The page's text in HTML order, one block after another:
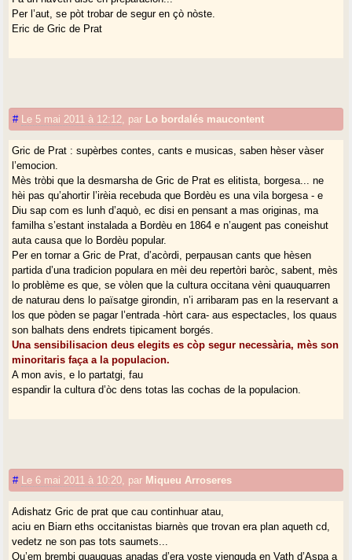
Per l’aut, se pòt trobar de segur en çò nòste.
Eric de Gric de Prat
# Le 5 mai 2011 à 12:12 par Lo bordalés maucontent
Gric de Prat : supèrbes contes, cants e musicas, saben hèser vàser
l’emocion.
Mès tròbi que la desmarsha de Gric de Prat es elitista, borgesa... ne
hèi pas qu’ahortir l’irèia recebuda que Bordèu es una vila borgesa - e
Diu sap com es lunh d’aquò, ec disi en pensant a mas originas, ma
familha s’estant instalada a Bordèu en 1864 e n’augent pas coneishut
auta causa que lo Bordèu popular.
Per en tornar a Gric de Prat, d’acòrdi, perpausan cants que hèsen
partida d’una tradicion populara en mèi deu repertòri baròc, sabent, mès
lo problème es que, se vòlen que la cultura occitana vèni quauquarren
de naturau dens lo païsatge girondin, n’i arribaram pas en la reservant a
los que pòden se pagar l’entrada -hòrt cara- aus espectacles, los quaus
son balhats dens endrets tipicament borgés.
Una sensibilisacion deus elegits es còp segur necessària, mès son
minoritaris faça a la populacion.
A mon avis, e lo partatgi, fau
espandir la cultura d’òc dens totas las cochas de la populacion.
# Le 6 mai 2011 à 10:20 par Miqueu Arroseres
Adishatz Gric de prat que cau continhuar atau,
aciu en Biarn eths occitanistas biarnès que trovan era plan aqueth cd,
vedetz ne son pas tots saumets...
Qu’em brembi quauquas anadas d’era voste vienguda en Vath d’Aspa a